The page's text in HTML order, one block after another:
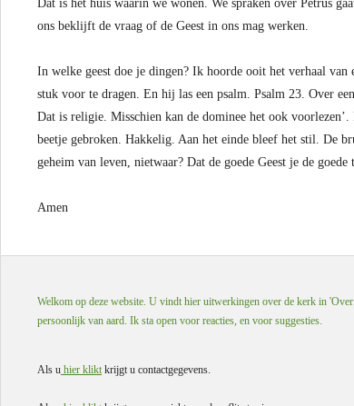
Dat is het huis waarin we wonen. We spraken over Petrus
ons beklijft de vraag of de Geest in ons mag werken.
In welke geest doe je dingen? Ik hoorde ooit het verhaal
stuk voor te dragen. En hij las een psalm. Psalm 23. Over
Dat is religie. Misschien kan de dominee het ook
beetje gebroken. Hakkelig. Aan het einde bleef het stil. De
geheim van leven, nietwaar? Dat de goede Geest je de goede
Amen
Welkom op deze website. U vindt hier uitwerkingen over de kerk in
persoonlijk van aard. Ik sta open voor reacties, en voor suggesties.
Als u hier klikt krijgt u contactgegevens.